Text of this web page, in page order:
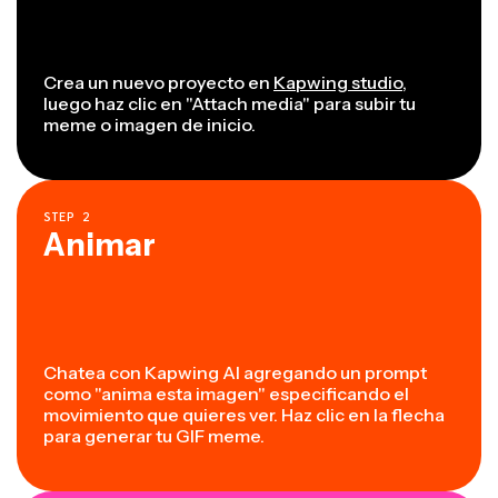
Crea un nuevo proyecto en Kapwing studio,
luego haz clic en "Attach media" para subir tu
meme o imagen de inicio.
STEP 2
Animar
Chatea con Kapwing AI agregando un prompt
como "anima esta imagen" especificando el
movimiento que quieres ver. Haz clic en la flecha
para generar tu GIF meme.